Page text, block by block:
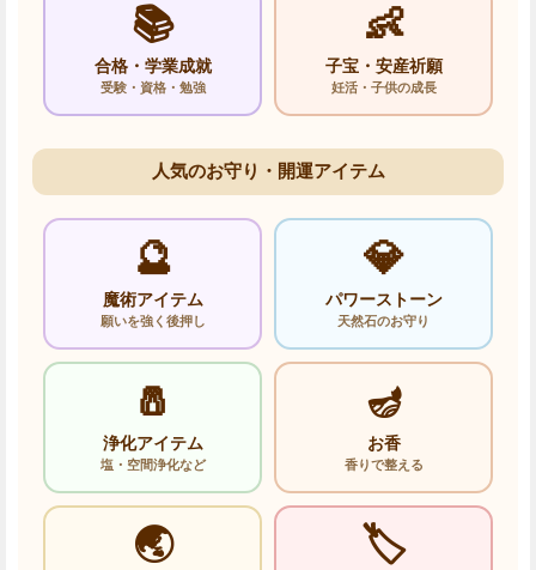
📚
合格・学業成就
受験・資格・勉強
👶
子宝・安産祈願
妊活・子供の成長
人気のお守り・開運アイテム
🔮
魔術アイテム
願いを強く後押し
💎
パワーストーン
天然石のお守り
🧂
浄化アイテム
塩・空間浄化など
🪔
お香
香りで整える
🌏 🏷️